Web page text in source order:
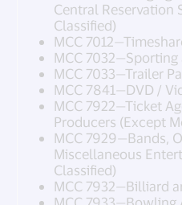
Central Reservation
Classified)
MCC
MCC
MCC 7033—Trailer
MCC 7841—DVD /
MCC 7922—Ticket
Producers (Except
MCC 7929—Bands,
Miscellaneous
Classified)
MCC 7932—Billiard
MCC 7933—Bowling